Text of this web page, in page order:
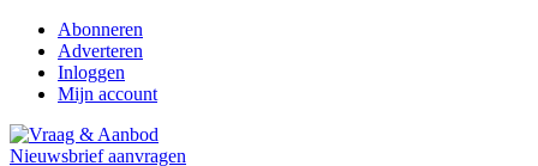
Abonneren
Adverteren
Inloggen
Mijn account
Nieuwsbrief aanvragen